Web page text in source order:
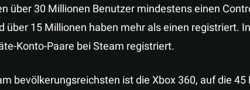
über 30 Millionen Benutzer mindestens einen
über 15 Millionen haben mehr als einen registriert.
Konto-Paare bei Steam registriert.
bevölkerungsreichsten ist die Xbox 360, auf die